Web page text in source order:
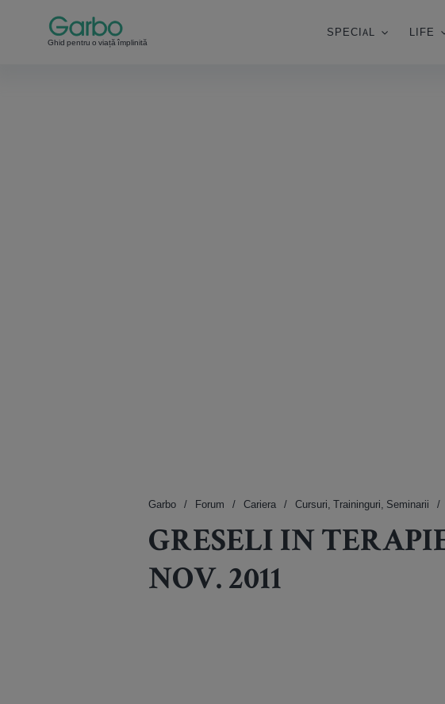
Ghid pentru o viață împlinită
SPECIAL LIFE
Garbo Forum Cariera Cursuri, Traininguri, Seminarii
GRESELI IN
NOV. 2011